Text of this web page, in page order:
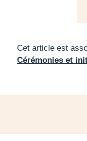
Cet article est
Cérémonies et